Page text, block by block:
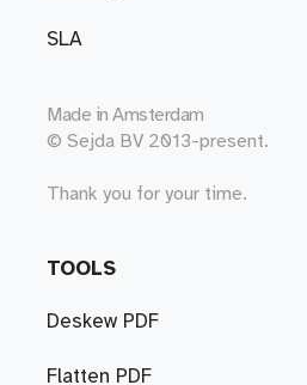
SLA
Made in Amsterdam
© Sejda BV 2013-present.
Thank you for your time.
TOOLS
Deskew PDF
Flatten PDF